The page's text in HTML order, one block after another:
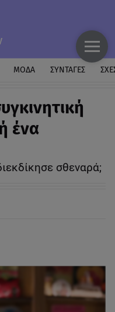
ΜΟΔΑ ΣΥΝΤΑΓΕΣ
ένα
σθεναρά;